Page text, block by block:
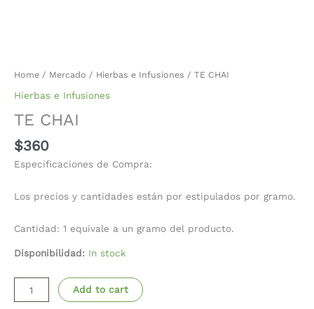
Home / Mercado / Hierbas e Infusiones / TE CHAI
Hierbas e Infusiones
TE CHAI
$360
Especificaciones de Compra:
Los precios y cantidades están por estipulados por gramo.
Cantidad: 1 equivale a un gramo del producto.
Disponibilidad: In stock
Add to cart